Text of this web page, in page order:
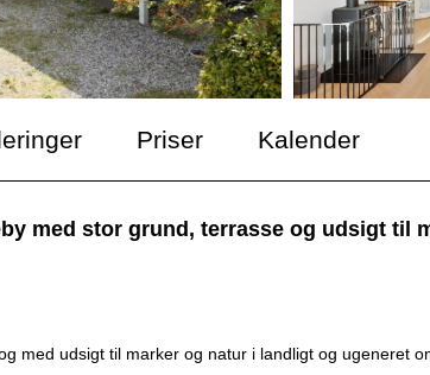
Priser Kalender
med stor grund, terrasse og udsigt til
med udsigt til marker og natur i landligt og ugeneret